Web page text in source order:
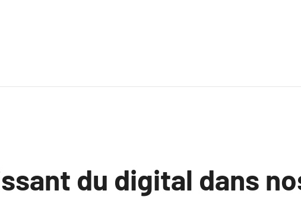
du digital dans